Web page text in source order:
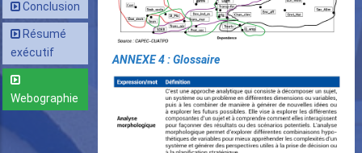
Conclusion
Résumé
exécutif
Webographie
ANNEXE 4 : Glossaire